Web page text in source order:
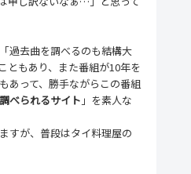
過去曲を調べるのも結構大
ともあり、また番組が10年を
あって、勝手ながらこの番組
べられるサイト 」を素人な
すが、普段はタイ料理屋の